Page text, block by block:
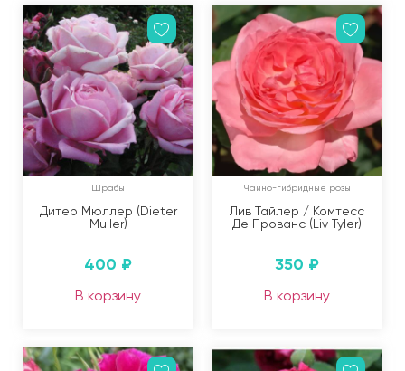
Шрабы
Дитер Мюллер (Dieter
Muller)
400 ₽
В корзину
Чайно-гибридные розы
Лив Тайлер / Комтесс
Де Прованс (Liv Tyler)
350 ₽
В корзину